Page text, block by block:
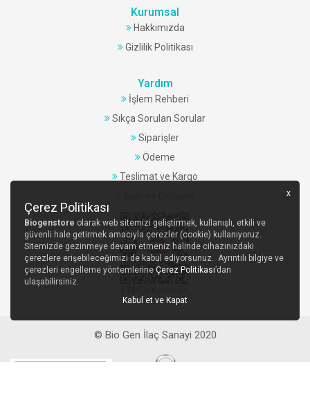
Kurumsal
Hakkımızda
Gizlilik Politikası
Yardım
İşlem Rehberi
Sıkça Sorulan Sorular
Siparişler
Ödeme
Teslimat ve Kargo
© Bio Gen İlaç Sanayi 2020
x
Çerez Politikası
Biogenstore olarak web sitemizi geliştirmek, kullanışlı, etkili ve
güvenli hale getirmek amacıyla çerezler (cookie) kullanıyoruz.
Sitemizde gezinmeye devam etmeniz halinde cihazınızdaki
çerezlere erişebileceğimizi de kabul ediyorsunuz. Ayrıntılı bilgiye ve
çerezleri engelleme yöntemlerine Çerez Politikası’dan
ulaşabilirsiniz.
Kabul et ve Kapat